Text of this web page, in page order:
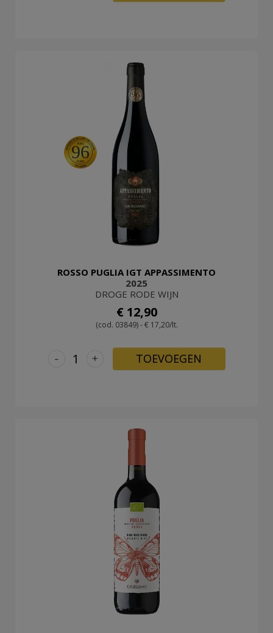
96
ROSSO PUGLIA IGT APPASSIMENTO
2025
DROGE RODE WIJN
€ 12,90
(cod. 03849) - € 17,20/lt.
+
- TOEVOEGEN